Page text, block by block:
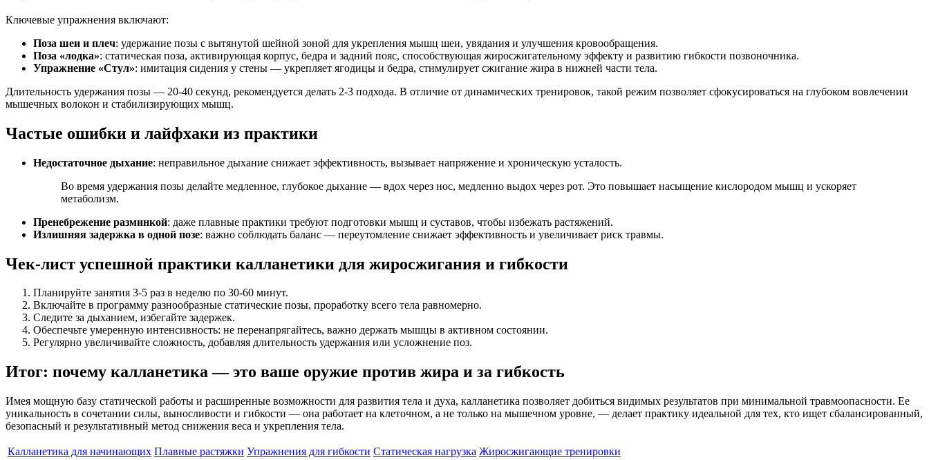
Ключевые упражнения включают:
Поза шеи и плеч: удержание позы с вытянутой шейной зоной для укрепления мышц шеи, увядания и улучшения кровообращения.
Поза «лодка»: статическая поза, активирующая корпус, бедра и задний пояс, способствующая жиросжигательному эффекту и развитию гибкости позвоночника.
Упражнение «Стул»: имитация сидения у стены — укрепляет ягодицы и бедра, стимулирует сжигание жира в нижней части тела.
Длительность удержания позы — 20-40 секунд, рекомендуется делать 2-3 подхода. В отличие от динамических тренировок, такой режим позволяет сфокусироваться на глубоком вовлечении
мышечных волокон и стабилизирующих мышц.
Частые ошибки и лайфхаки из практики
Недостаточное дыхание: неправильное дыхание снижает эффективность, вызывает напряжение и хроническую усталость.
Во время удержания позы делайте медленное, глубокое дыхание — вдох через нос, медленно выдох через рот. Это повышает насыщение кислородом мышц и ускоряет
метаболизм.
Пренебрежение разминкой: даже плавные практики требуют подготовки мышц и суставов, чтобы избежать растяжений.
Излишняя задержка в одной позе: важно соблюдать баланс — переутомление снижает эффективность и увеличивает риск травмы.
Чек-лист успешной практики калланетики для жиросжигания и гибкости
Планируйте занятия 3-5 раз в неделю по 30-60 минут.
Включайте в программу разнообразные статические позы, проработку всего тела равномерно.
Следите за дыханием, избегайте задержек.
Обеспечьте умеренную интенсивность: не перенапрягайтесь, важно держать мышцы в активном состоянии.
Регулярно увеличивайте сложность, добавляя длительность удержания или усложнение поз.
Итог: почему калланетика — это ваше оружие против жира и за гибкость
Имея мощную базу статической работы и расширенные возможности для развития тела и духа, калланетика позволяет добиться видимых результатов при минимальной травмоопасности. Ее
уникальность в сочетании силы, выносливости и гибкости — она работает на клеточном, а не только на мышечном уровне, — делает практику идеальной для тех, кто ищет сбалансированный,
безопасный и результативный метод снижения веса и укрепления тела.
Калланетика для начинающих Плавные растяжки Упражнения для гибкости Статическая нагрузка Жиросжигающие тренировки